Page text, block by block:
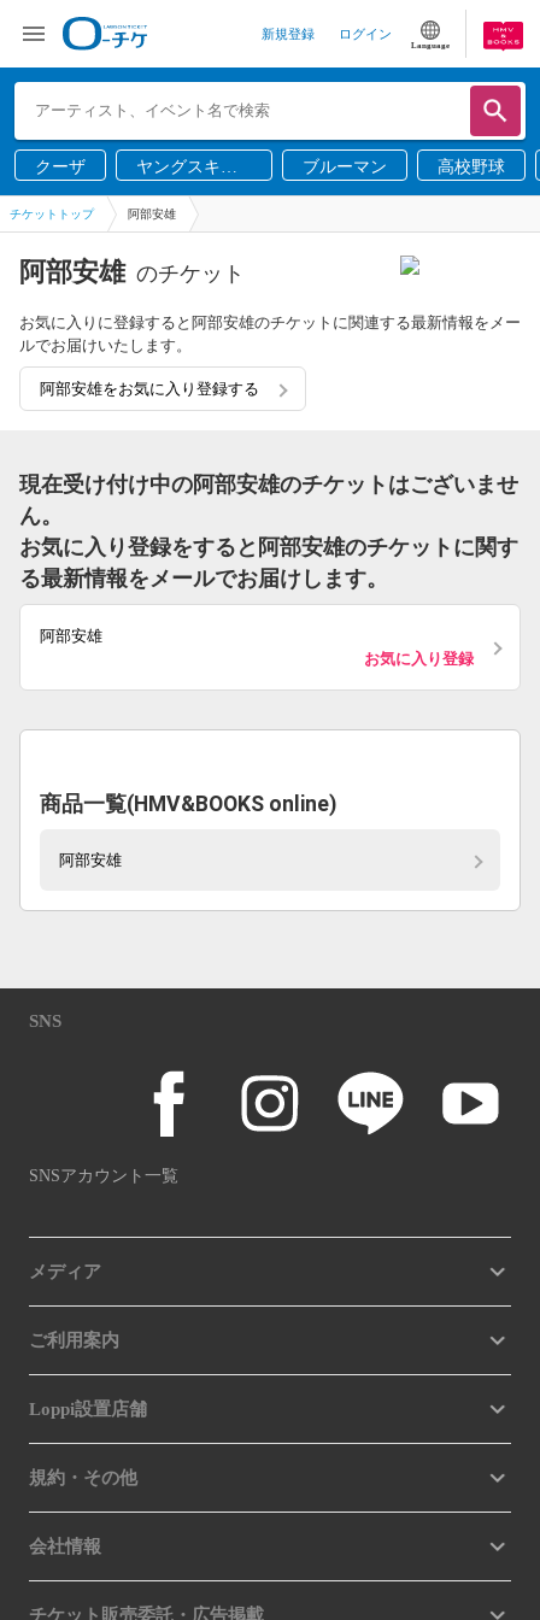
新規登録 ログイン
Language
クーザ
ヤングスキニ
ー
ブルーマン 高校野球
チケットトップ 阿部安雄
阿部安雄 のチケット
お気に入りに登録すると阿部安雄のチケットに関連する最新情報をメー
ルでお届けいたします。
阿部安雄をお気に入り登録する
現在受け付け中の阿部安雄のチケットはございませ
ん。
お気に入り登録をすると阿部安雄のチケットに関す
る最新情報をメールでお届けします。
阿部安雄
お気に入り登録
商品一覧(HMV&BOOKS online)
阿部安雄
SNS
SNSアカウント一覧
メディア
ご利用案内
Loppi設置店舗
規約・その他
会社情報
チケット販売委託・広告掲載